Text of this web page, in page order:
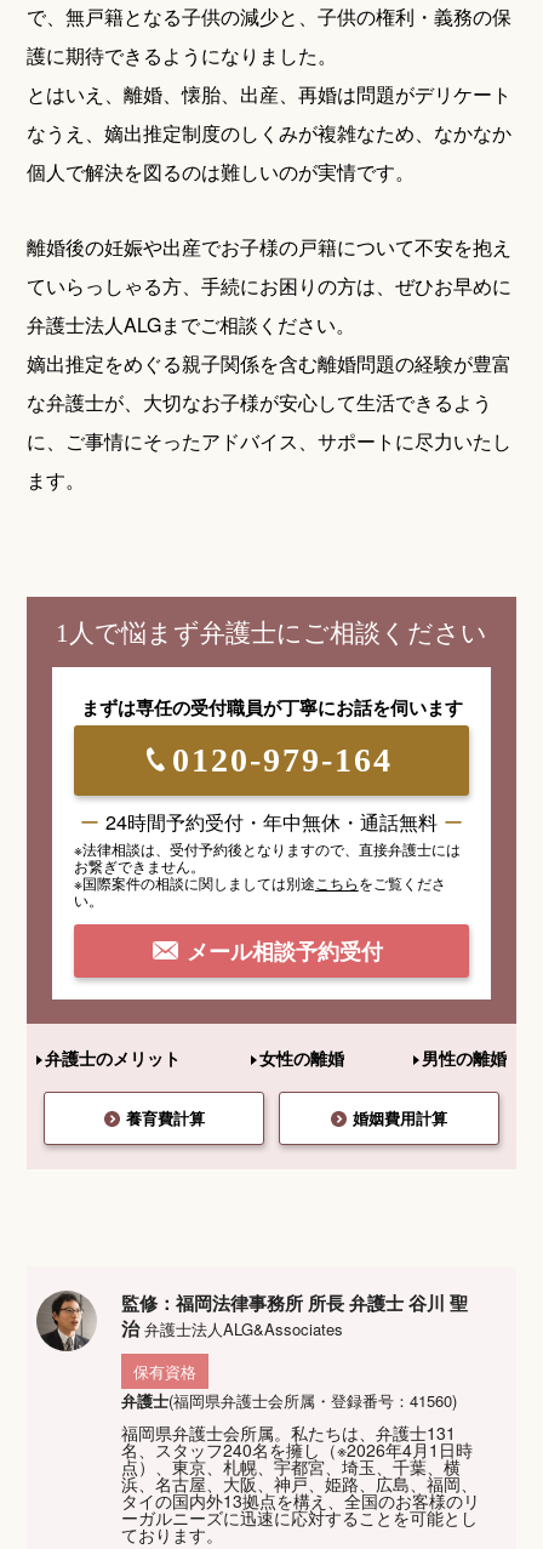
で、無戸籍となる子供の減少と、子供の権利・義務の保
護に期待できるようになりました。
とはいえ、離婚、懐胎、出産、再婚は問題がデリケート
なうえ、嫡出推定制度のしくみが複雑なため、なかなか
個人で解決を図るのは難しいのが実情です。
離婚後の妊娠や出産でお子様の戸籍について不安を抱え
ていらっしゃる方、手続にお困りの方は、ぜひお早めに
弁護士法人ALGまでご相談ください。
嫡出推定をめぐる親子関係を含む離婚問題の経験が豊富
な弁護士が、大切なお子様が安心して生活できるよう
に、ご事情にそったアドバイス、サポートに尽力いたし
ます。
1人で悩まず弁護士にご相談ください
まずは専任の受付職員が丁寧にお話を伺います
0120-979-164
24時間予約受付・年中無休・通話無料
※法律相談は、受付予約後となりますので、 直接弁護士には
お繋ぎできません。
※国際案件の相談に関しましては別途 こちらをご覧くださ
い。
メール相談予約受付
弁護士のメリット 女性の離婚 男性の離婚
養育費計算 婚姻費用計算
監修：福岡法律事務所 所長 弁護士 谷川 聖
治弁護士法人ALG&Associates
保有資格
弁護士(福岡県弁護士会所属・登録番号：41560)
福岡県弁護士会所属。私たちは、弁護士131
名、スタッフ240名を擁し（※2026年4月1日時
点）、東京、札幌、宇都宮、埼玉、千葉、横
浜、名古屋、大阪、神戸、姫路、広島、福岡、
タイの国内外13拠点を構え、全国のお客様のリ
ーガルニーズに迅速に応対することを可能とし
ております。